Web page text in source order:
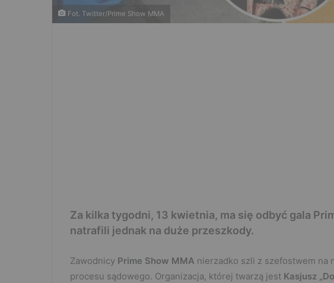
Fot. Twitter/Prime Show MMA
Za kilka tygodni, 13 kwietnia, ma się odbyć gala
natrafili jednak na duże przeszkody.
Zawodnicy Prime Show MMA nierzadko szli z szefostwem na
procesu sądowego. Organizacja, której twarzą jest Kasjusz